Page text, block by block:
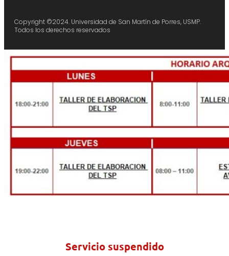
Copyright ©2024. Universidad de San Martín de Porres, USMP.
Todos los derechos reservados
Servicio suspendido